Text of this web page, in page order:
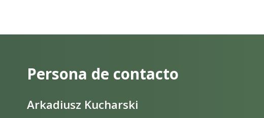
Persona de contacto
Arkadiusz Kucharski